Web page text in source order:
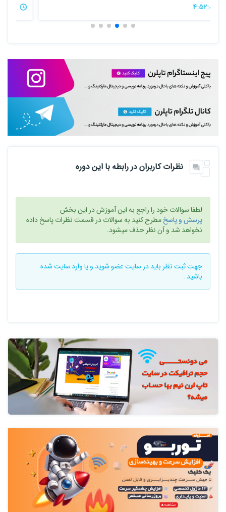
4:21:00
نظرات کاربران در رابطه با این دوره
لطفا سوالات خود را راجع به این آموزش در این بخش
پرسش و پاسخمطرح کنید به سوالات در قسمت نظرات پاسخ داده
نخواهد شد و آن نظر حذف میشود.
جهت ثبت نظر باید در سایتعضو شوید و یاوارد سایتشده
باشید .